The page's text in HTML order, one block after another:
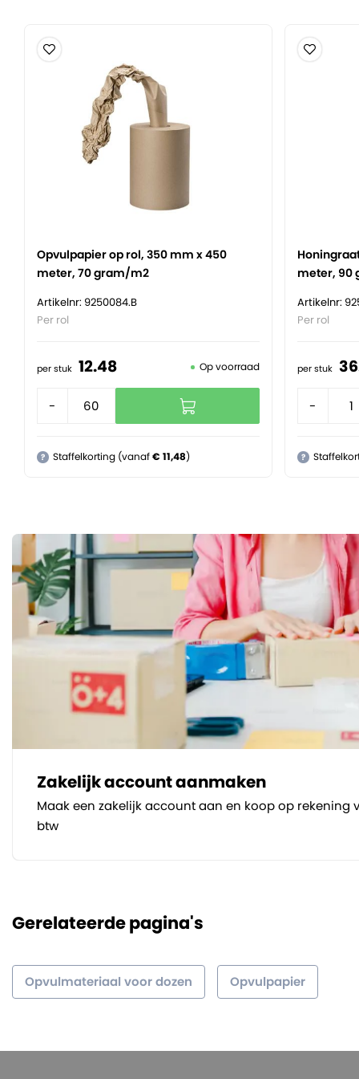
Opvulpapier op rol, 350 mm x 450
meter, 70 gram/m2
Artikelnr: 9250084.B
Per rol
per stuk 12.48 Op voorraad
-
? Staffelkorting (vanaf€ 11,48)
meter, 90
Artikelnr:
Per rol
per stuk
-
?
Zakelijk account aanmaken
Maak een zakelijk account aan en koop op rekening
btw
Gerelateerde pagina's
Opvulmateriaal voor dozen Opvulpapier